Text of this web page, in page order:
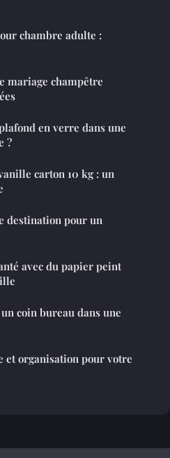
chambre adulte :
mariage champêtre
en verre dans une
?
carton 10 kg : un
destination pour un
avec du papier peint
coin bureau dans une
et organisation pour votre